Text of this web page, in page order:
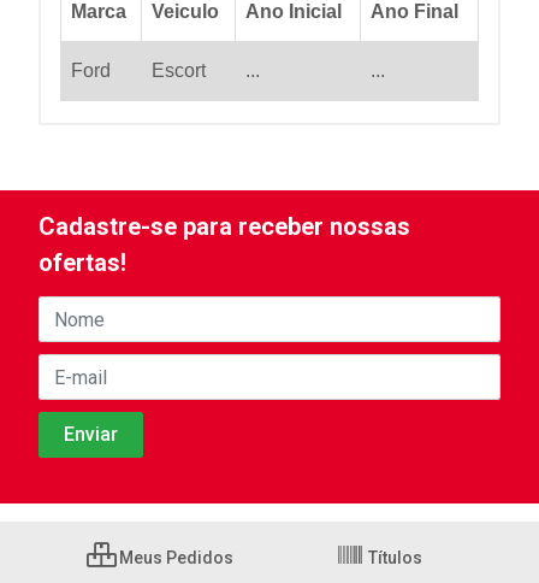
Marca Veiculo Ano Inicial Ano Final
Ford Escort ... ...
Cadastre-se para receber nossas
ofertas!
Meus Pedidos Títulos